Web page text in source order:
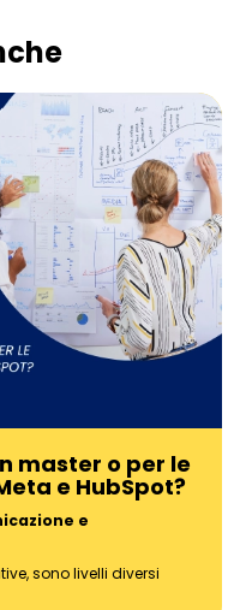
master o per le
e HubSpot?
e
sono livelli diversi